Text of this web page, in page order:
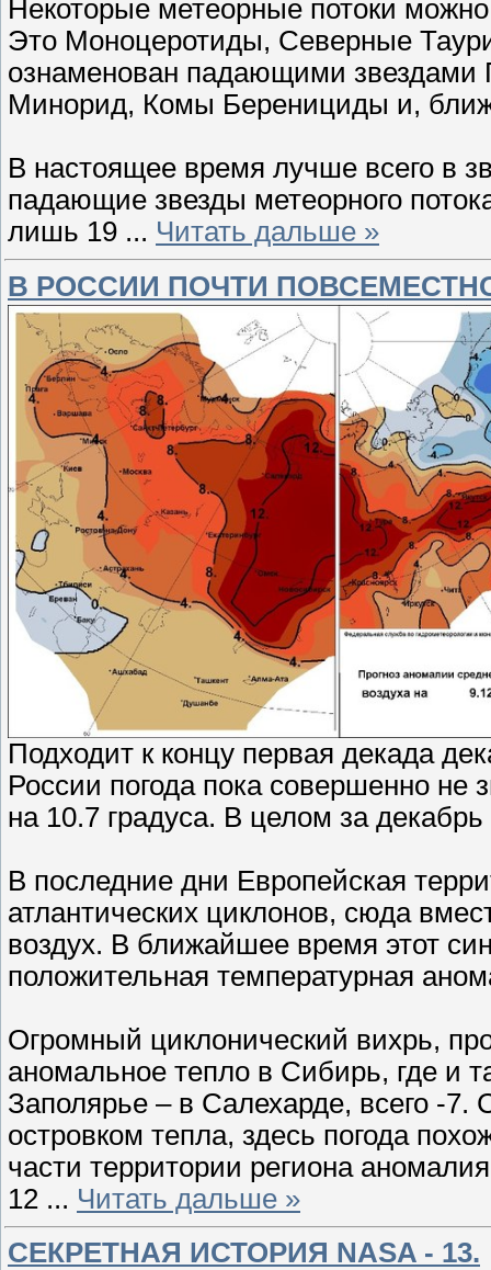
Некоторые метеорные потоки
Это Моноцеротиды, Северные
ознаменован падающими звездами
Минорид, Комы Беренициды и,
В настоящее время лучше всего в
падающие звезды метеорного
лишь 19 ... Читать дальше »
В РОССИИ ПОЧТИ
Подходит к концу первая декада
России погода пока совершенно
на 10.7 градуса. В целом за
В последние дни Европейская
атлантических циклонов, сюда
воздух. В ближайшее время этот
положительная температурная
Огромный циклонический вихрь,
аномальное тепло в Сибирь, где и
Заполярье – в Салехарде, всего -7.
островком тепла, здесь погода
части территории региона
12 ... Читать дальше »
СЕКРЕТНАЯ ИСТОРИЯ NASA - 13.